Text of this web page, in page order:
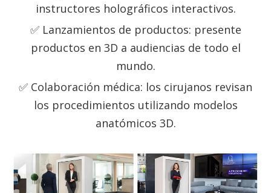
instructores holográficos interactivos.
✅ Lanzamientos de productos: presente
productos en 3D a audiencias de todo el
mundo.
✅ Colaboración médica: los cirujanos revisan
los procedimientos utilizando modelos
anatómicos 3D.